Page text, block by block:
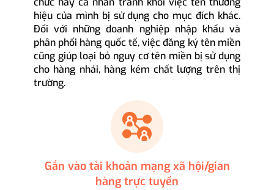
hiệu của mình bị sử dụng cho mục đích khác.
Đối với những doanh nghiệp nhập khẩu và
phân phối hàng quốc tế, việc đăng ký tên miền
cũng giúp loại bỏ nguy cơ tên miền bị sử dụng
cho hàng nhái, hàng kém chất lượng trên thị
trường.
Gắn vào tài khoản mạng xã hội/gian
hàng trực tuyến